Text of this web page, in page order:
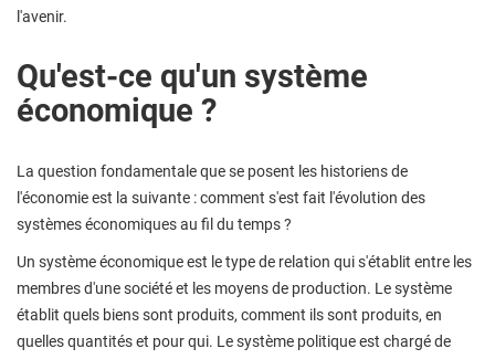
l'avenir.
Qu'est-ce qu'un système
économique ?
La question fondamentale que se posent les historiens de
l'économie est la suivante : comment s'est fait l'évolution des
systèmes économiques au fil du temps ?
Un système économique est le type de relation qui s'établit entre les
membres d'une société et les moyens de production. Le système
établit quels biens sont produits, comment ils sont produits, en
quelles quantités et pour qui. Le système politique est chargé de